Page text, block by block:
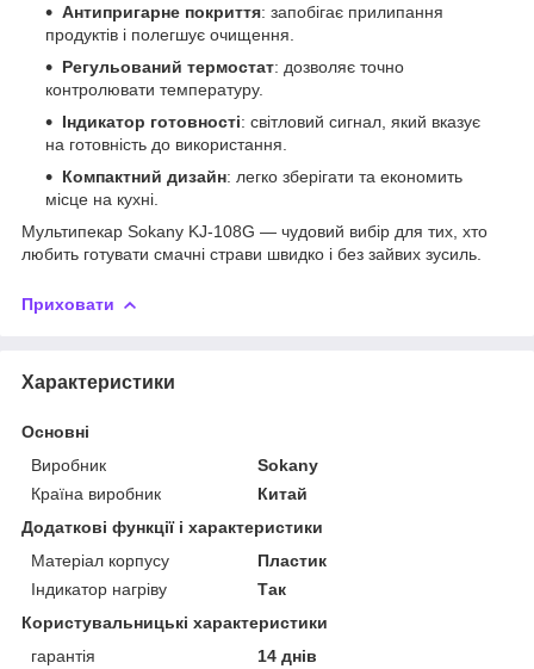
Антипригарне покриття: запобігає прилипання
продуктів і полегшує очищення.
Регульований термостат: дозволяє точно
контролювати температуру.
Індикатор готовності: світловий сигнал, який вказує
на готовність до використання.
Компактний дизайн: легко зберігати та економить
місце на кухні.
Мультипекар Sokany KJ-108G — чудовий вибір для тих, хто
любить готувати смачні страви швидко і без зайвих зусиль.
Приховати
Характеристики
Основні
Виробник
Sokany
Країна виробник
Китай
Додаткові функції і характеристики
Матеріал корпусу
Пластик
Індикатор нагріву
Так
Користувальницькі характеристики
гарантія
14 днів